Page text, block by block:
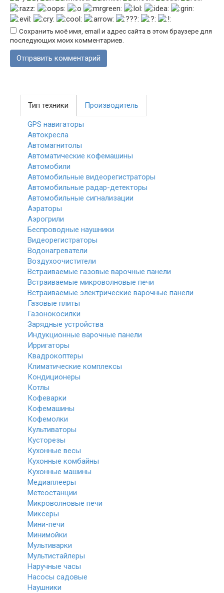
Сохранить моё имя, email и адрес сайта в этом браузере для
последующих моих комментариев.
Тип техники Производитель
GPS навигаторы
Автокресла
Автомагнитолы
Автоматические кофемашины
Автомобили
Автомобильные видеорегистраторы
Автомобильные радар-детекторы
Автомобильные сигнализации
Аэраторы
Аэрогрили
Беспроводные наушники
Видеорегистраторы
Водонагреватели
Воздухоочистители
Встраиваемые газовые варочные панели
Встраиваемые микроволновые печи
Встраиваемые электрические варочные панели
Газовые плиты
Газонокосилки
Зарядные устройства
Индукционные варочные панели
Ирригаторы
Квадрокоптеры
Климатические комплексы
Кондиционеры
Котлы
Кофеварки
Кофемашины
Кофемолки
Культиваторы
Кусторезы
Кухонные весы
Кухонные комбайны
Кухонные машины
Медиаплееры
Метеостанции
Микроволновые печи
Миксеры
Мини-печи
Минимойки
Мультиварки
Мультистайлеры
Наручные часы
Насосы садовые
Наушники